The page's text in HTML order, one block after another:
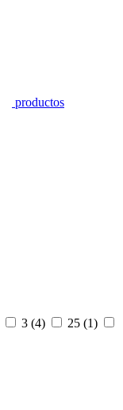
productos
3 (4)
25 (1)